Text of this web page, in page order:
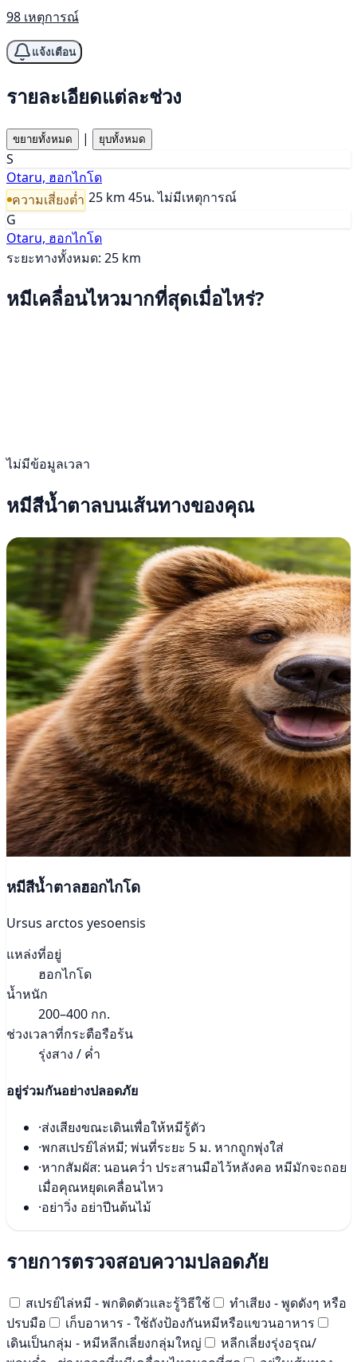
98 เหตุการณ์
แจ้งเตือน
รายละเอียดแต่ละช่วง
ขยายทั้งหมด | ยุบทั้งหมด
S
Otaru, ฮอกไกโด
ความเสี่ยงต่ำ 25 km 45น. ไม่มีเหตุการณ์
G
Otaru, ฮอกไกโด
ระยะทางทั้งหมด: 25 km
หมีเคลื่อนไหวมากที่สุดเมื่อไหร่?
ไม่มีข้อมูลเวลา
หมีสีน้ำตาลบนเส้นทางของคุณ
หมีสีน้ำตาลฮอกไกโด
Ursus arctos yesoensis
แหล่งที่อยู่
ฮอกไกโด
น้ำหนัก
200–400 กก.
ช่วงเวลาที่กระตือรือร้น
รุ่งสาง / ค่ำ
อยู่ร่วมกันอย่างปลอดภัย
·ส่งเสียงขณะเดินเพื่อให้หมีรู้ตัว
·พกสเปรย์ไล่หมี; พ่นที่ระยะ 5 ม. หากถูกพุ่งใส่
·หากสัมผัส: นอนคว่ำ ประสานมือไว้หลังคอ หมีมักจะถอย
เมื่อคุณหยุดเคลื่อนไหว
·อย่าวิ่ง อย่าปีนต้นไม้
รายการตรวจสอบความปลอดภัย
สเปรย์ไล่หมี - พกติดตัวและรู้วิธีใช้
ทำเสียง - พูดดังๆ หรือ
ปรบมือ
เก็บอาหาร - ใช้ถังป้องกันหมีหรือแขวนอาหาร
เดินเป็นกลุ่ม - หมีหลีกเลี่ยงกลุ่มใหญ่
หลีกเลี่ยงรุ่งอรุณ/